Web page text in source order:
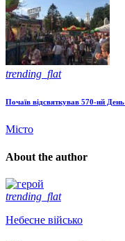
trending_flat
Почаїв відсвяткував 570-ий
Місто
About the author
trending_flat
Небесне військо